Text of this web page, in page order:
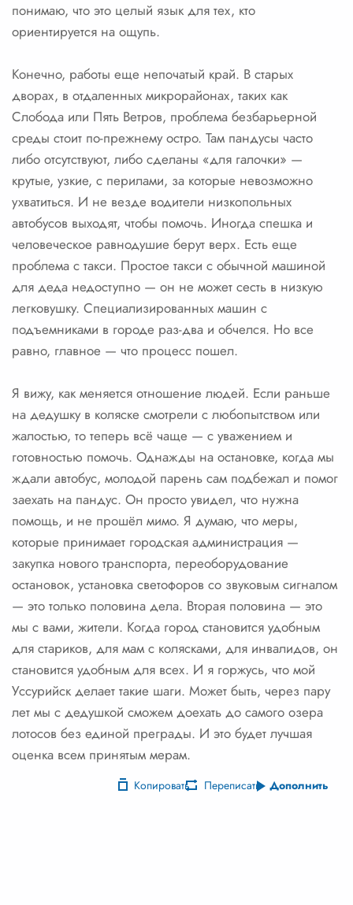
понимаю, что это целый язык для тех, кто
ориентируется на ощупь.
Конечно, работы еще непочатый край. В старых
дворах, в отдаленных микрорайонах, таких как
Слобода или Пять Ветров, проблема безбарьерной
среды стоит по-прежнему остро. Там пандусы часто
либо отсутствуют, либо сделаны «для галочки» —
крутые, узкие, с перилами, за которые невозможно
ухватиться. И не везде водители низкопольных
автобусов выходят, чтобы помочь. Иногда спешка и
человеческое равнодушие берут верх. Есть еще
проблема с такси. Простое такси с обычной машиной
для деда недоступно — он не может сесть в низкую
легковушку. Специализированных машин с
подъемниками в городе раз-два и обчелся. Но все
равно, главное — что процесс пошел.
Я вижу, как меняется отношение людей. Если раньше
на дедушку в коляске смотрели с любопытством или
жалостью, то теперь всё чаще — с уважением и
готовностью помочь. Однажды на остановке, когда мы
ждали автобус, молодой парень сам подбежал и помог
заехать на пандус. Он просто увидел, что нужна
помощь, и не прошёл мимо. Я думаю, что меры,
которые принимает городская администрация —
закупка нового транспорта, переоборудование
остановок, установка светофоров со звуковым сигналом
— это только половина дела. Вторая половина — это
мы с вами, жители. Когда город становится удобным
для стариков, для мам с колясками, для инвалидов, он
становится удобным для всех. И я горжусь, что мой
Уссурийск делает такие шаги. Может быть, через пару
лет мы с дедушкой сможем доехать до самого озера
лотосов без единой преграды. И это будет лучшая
оценка всем принятым мерам.
Копировать Переписать Дополнить